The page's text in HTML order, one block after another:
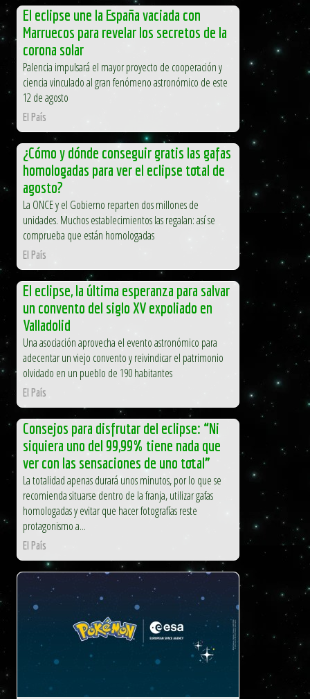
El eclipse une la España vaciada con
Marruecos para revelar los secretos de la
corona solar
Palencia impulsará el mayor proyecto de cooperación y
ciencia vinculado al gran fenómeno astronómico de este
12 de agosto
El País
¿Cómo y dónde conseguir gratis las gafas
homologadas para ver el eclipse total de
agosto?
La ONCE y el Gobierno reparten dos millones de
unidades. Muchos establecimientos las regalan: así se
comprueba que están homologadas
El País
El eclipse, la última esperanza para salvar
un convento del siglo XV expoliado en
Valladolid
Una asociación aprovecha el evento astronómico para
adecentar un viejo convento y reivindicar el patrimonio
olvidado en un pueblo de 190 habitantes
El País
Consejos para disfrutar del eclipse: “Ni
siquiera uno del 99,99% tiene nada que
ver con las sensaciones de uno total”
La totalidad apenas durará unos minutos, por lo que se
recomienda situarse dentro de la franja, utilizar gafas
homologadas y evitar que hacer fotografías reste
protagonismo a...
El País